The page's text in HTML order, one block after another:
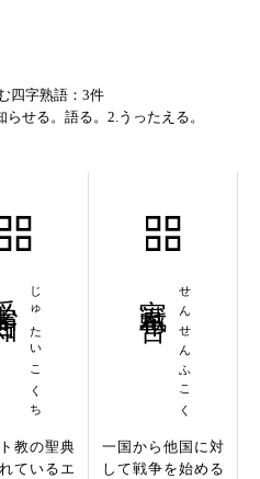
四字熟語：3件
らせる。語る。2.うったえる。
じゅたいこくち
教の聖典
ているエ
せんせんふこく
一国から他国に対
して戦争を始める